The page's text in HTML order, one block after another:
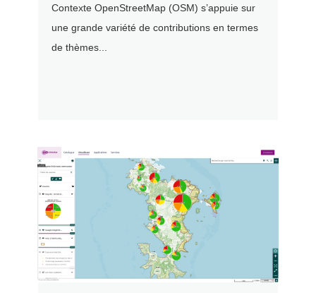
Contexte OpenStreetMap (OSM) s’appuie sur
une grande variété de contributions en termes
de thèmes...